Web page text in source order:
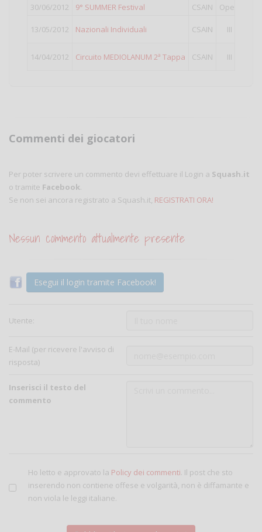
30/06/2012 9° SUMMER Festival CSAIN Open
13/05/2012 Nazionali Individuali CSAIN III
14/04/2012 Circuito MEDIOLANUM 2ª Tappa CSAIN III
Commenti dei giocatori
Per poter scrivere un commento devi effettuare il Login a Squash.it
o tramite Facebook.
Se non sei ancora registrato a Squash.it, REGISTRATI ORA!
Nessun commento attualmente presente
Esegui il login tramite Facebook!
Utente:
E-Mail (per ricevere l'avviso di
risposta)
Inserisci il testo del
commento
Ho letto e approvato la Policy dei commenti. Il post che sto
inserendo non contiene offese e volgarità, non è diffamante e
non viola le leggi italiane.